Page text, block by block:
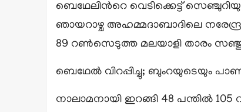
ബെഥേലിന്‍റെ വെടിക്കെട്ട്
ഞായറാഴ്ച അഹമ്മദാബാദിലെ
89 റണ്‍സെടുത്ത മലയാളി താരം
ബെഥേൽ വിറപ്പിച്ചു; ബുംറയുടെയും
നാലാമനായി ഇറങ്ങി 48 പന്തില്‍